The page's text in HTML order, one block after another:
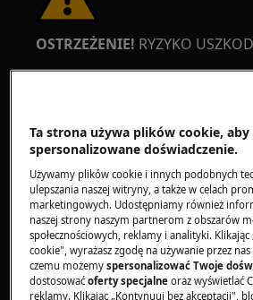
OSTRZEŻENIE! RYZYKO
Należy nosić okulary ochronne
wykonywania prac
naprawczych związanych ze
Ta strona używa plików cookie, aby
spersonalizowane doświadczenie.
Używamy plików cookie i innych podobnych
ulepszania naszej witryny, a także w celach
marketingowych. Udostępniamy również
naszej strony naszym partnerom z obszarów
społecznościowych, reklamy i analityki.
cookie", wyrażasz zgodę na używanie przez
czemu możemyspersonalizować Twoje
dostosowaćoferty specjalne oraz wyświetlać
reklamy. Klikając „Kontynuuj bez akceptacji",